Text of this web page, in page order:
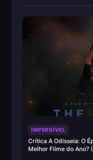
IMPERDÍVEL
Crítica A Odisseia: O
Melhor Filme do Ano?